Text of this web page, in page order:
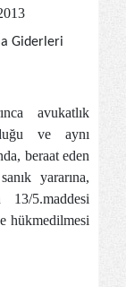
Giderleri
avukatlık
ve aynı
beraat eden
yararına,
5.maddesi
hükmedilmesi